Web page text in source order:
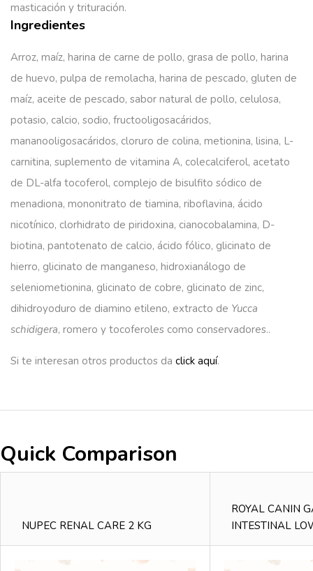
masticación y trituración.
Ingredientes
Arroz, maíz, harina de carne de pollo, grasa de pollo, harina
de huevo, pulpa de remolacha, harina de pescado, gluten de
maíz, aceite de pescado, sabor natural de pollo, celulosa,
potasio, calcio, sodio, fructooligosacáridos,
mananooligosacáridos, cloruro de colina, metionina, lisina, L-
carnitina, suplemento de vitamina A, colecalciferol, acetato
de DL-alfa tocoferol, complejo de bisulfito sódico de
menadiona, mononitrato de tiamina, riboflavina, ácido
nicotínico, clorhidrato de piridoxina, cianocobalamina, D-
biotina, pantotenato de calcio, ácido fólico, glicinato de
hierro, glicinato de manganeso, hidroxianálogo de
seleniometionina, glicinato de cobre, glicinato de zinc,
dihidroyoduro de diamino etileno, extracto de Yucca
schidigera, romero y tocoferoles como conservadores..
Si te interesan otros productos da click aquí.
Quick Comparison
NUPEC RENAL CARE 2 KG
ROYAL CANIN
INTESTINAL